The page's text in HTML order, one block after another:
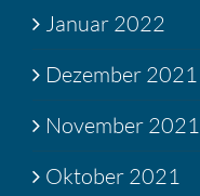
Januar 2022
Dezember 2021
November 2021
Oktober 2021